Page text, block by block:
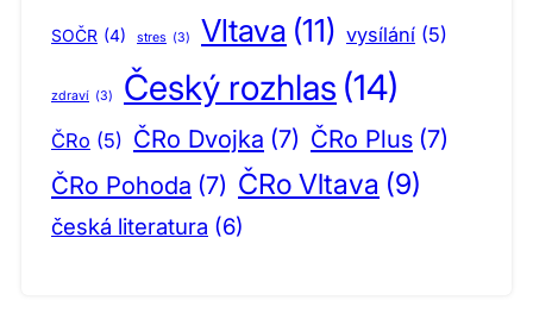
SOČR (4) stres (3) Vltava (11) vysílání (5)
zdraví (3) Český rozhlas (14)
ČRo (5) ČRo Dvojka (7) ČRo Plus (7)
ČRo Pohoda (7) ČRo Vltava (9)
česká literatura (6)